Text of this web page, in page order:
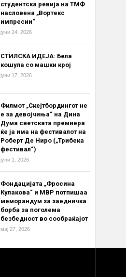
студентска ревија на ТМФ
насловена „Вортекс
импресии“
јуни 24, 2026
СТИЛСКА ИДЕЈА: Бела
кошула со машки крој
јуни 17, 2026
Филмот „Скејтбордингот не
е за девојчиња“ на Дина
Дума светската премиера
ќе ја има на фестивалот на
Роберт Де Ниро („Трибека
фестивал“)
јуни 1, 2026
Фондацијата „Фросина
Кулакова“ и МВР потпишаа
меморандум за заедничка
борба за поголема
безбедност во сообраќајот
мај 27, 2026